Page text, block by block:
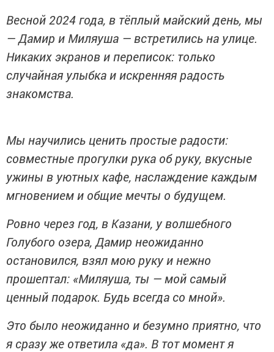
Весной 2024 года, в тёплый майский день, мы
— Дамир и Миляуша — встретились на улице.
Никаких экранов и переписок: только
случайная улыбка и искренняя радость
знакомства.
Мы научились ценить простые радости:
совместные прогулки рука об руку, вкусные
ужины в уютных кафе, наслаждение каждым
мгновением и общие мечты о будущем.
Ровно через год, в Казани, у волшебного
Голубого озера, Дамир неожиданно
остановился, взял мою руку и нежно
прошептал: «Миляуша, ты — мой самый
ценный подарок. Будь всегда со мной».
Это было неожиданно и безумно приятно, что
я сразу же ответила «да». В тот момент я